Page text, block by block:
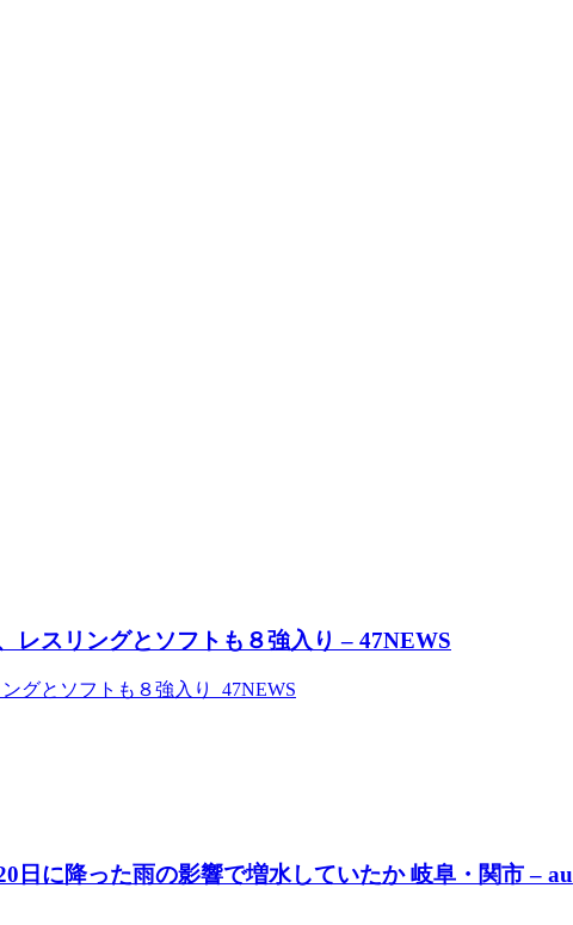
レスリングとソフトも８強入り – 47NEWS
グとソフトも８強入り 47NEWS
日に降った雨の影響で増水していたか 岐阜・関市 – au